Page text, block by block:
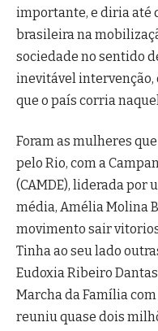
importante, e diria até
brasileira na
sociedade no sentido
inevitável intervenção,
que o país corria
Foram as mulheres
pelo Rio, com a
(CAMDE), liderada por
média, Amélia Molina
movimento sair
Tinha ao seu lado
Eudoxia Ribeiro
Marcha da Família
reuniu quase dois